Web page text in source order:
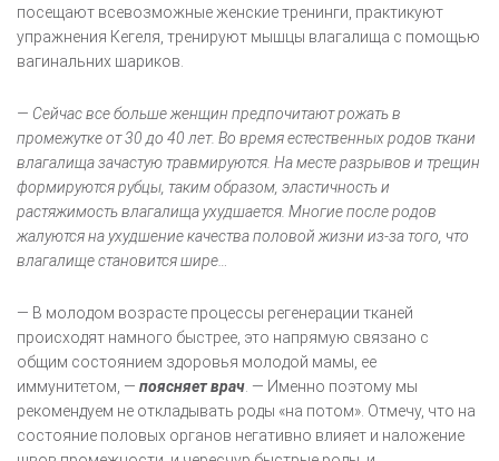
посещают всевозможные женские тренинги, практикуют
упражнения Кегеля, тренируют мышцы влагалища с помощью
вагинальних шариков.
— Сейчас все больше женщин предпочитают рожать в
промежутке от 30 до 40 лет. Во время естественных родов ткани
влагалища зачастую травмируются. На месте разрывов и трещин
формируются рубцы, таким образом, эластичность и
растяжимость влагалища ухудшается. Многие после родов
жалуются на ухудшение качества половой жизни из-за того, что
влагалище становится шире…
— В молодом возрасте процессы регенерации тканей
происходят намного быстрее, это напрямую связано с
общим состоянием здоровья молодой мамы, ее
иммунитетом, — поясняет врач . — Именно поэтому мы
рекомендуем не откладывать роды «на потом». Отмечу, что на
состояние половых органов негативно влияет и наложение